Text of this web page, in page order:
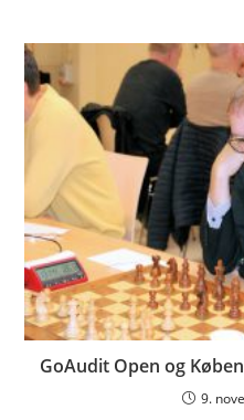
GoAudit Open og
9.